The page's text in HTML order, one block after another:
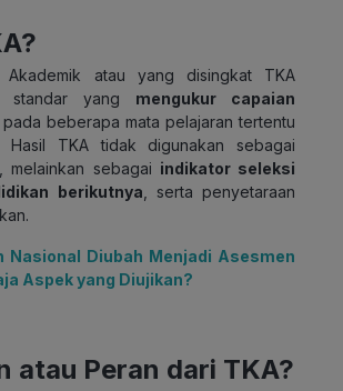
Akademik atau yang disingkat TKA
standar yang mengukur capaian
pada beberapa mata pelajaran tertentu
Hasil TKA tidak digunakan sebagai
melainkan sebagai indikator seleksi
berikutnya , serta penyetaraan
Nasional Diubah Menjadi Asesmen
Aspek yang Diujikan?
atau Peran dari TKA?